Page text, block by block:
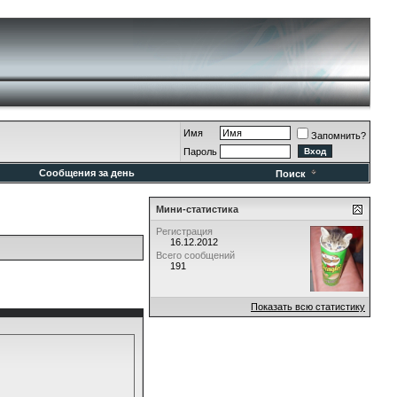
Имя
Запомнить?
Пароль
Сообщения за день Поиск
Мини-статистика
Регистрация
16.12.2012
Всего сообщений
191
Показать всю статистику